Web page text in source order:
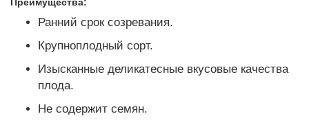
Ранний срок созревания.
Крупноплодный сорт.
Изысканные деликатесные вкусовые качества
плода.
Не содержит семян.